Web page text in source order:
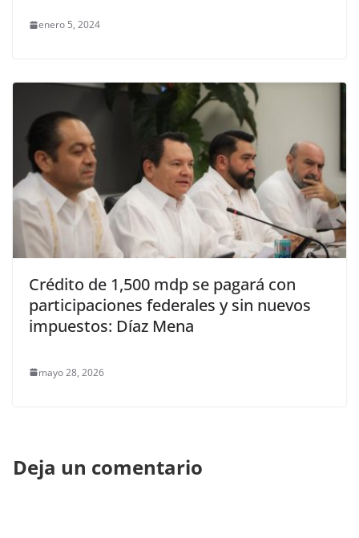
enero 5, 2024
Crédito de 1,500 mdp se pagará con
participaciones federales y sin nuevos
impuestos: Díaz Mena
mayo 28, 2026
Deja un comentario